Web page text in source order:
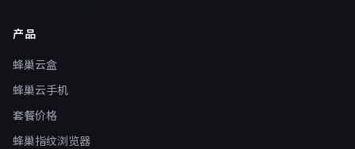
产品
蜂巢云盒
蜂巢云手机
套餐价格
蜂巢指纹浏览器